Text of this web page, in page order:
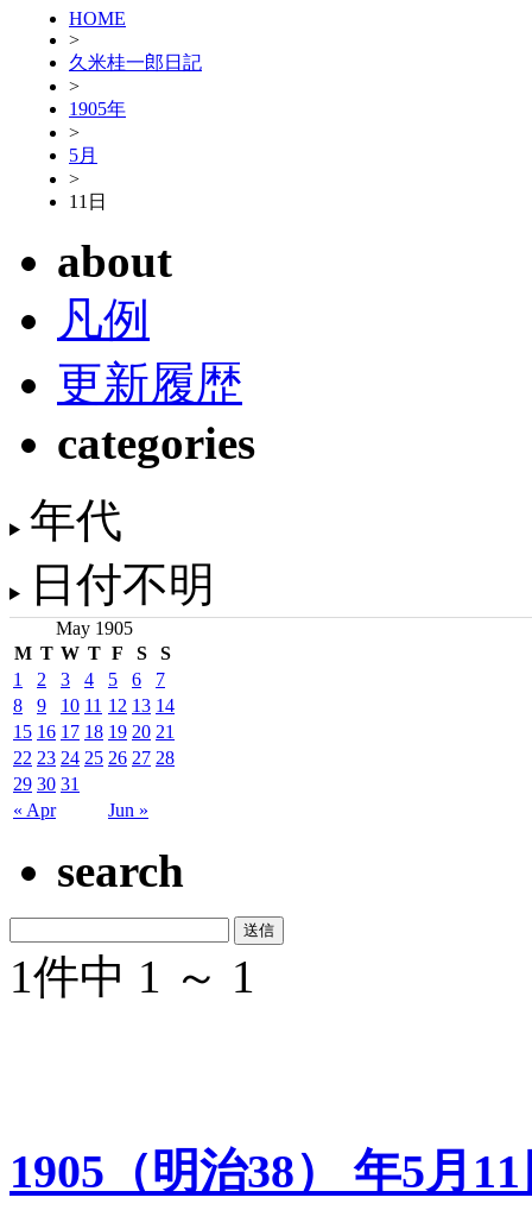
HOME
>
久米桂一郎日記
>
1905年
>
5月
>
11日
about
凡例
更新履歴
categories
年代
日付不明
May 1905
M T W T F S S
« Apr Jun »
1 2 3 4 5 6
7
8
9 10 11 12 13 14
15 16 17 18 19 20 21
22 23 24 25 26 27 28
29 30 31
search
1件中 1 ～ 1
1905（明治38） 年5月